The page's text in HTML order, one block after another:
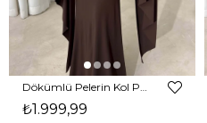
₺1.999,99